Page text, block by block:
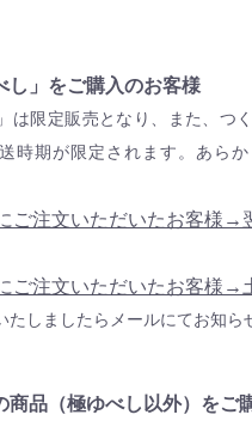
」をご購入のお客様
は限定販売となり、また、つ
時期が限定されます。あら
ご注文いただいたお客様→
ご注文いただいたお客様→
たしましたらメールにてお知ら
品（極ゆべし以外）をご